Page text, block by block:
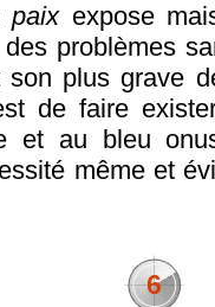
paix expose
problèmes
son plus grave
de faire
et au bleu
même et
6